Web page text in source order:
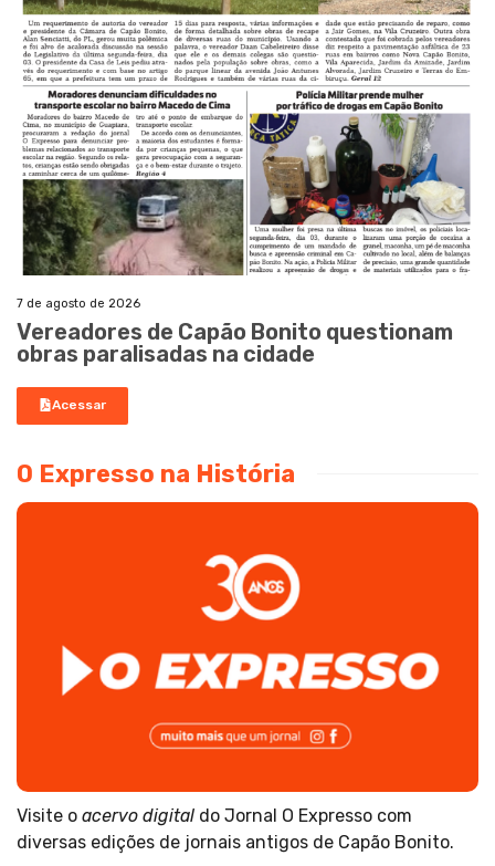
7 de agosto de 2026
Vereadores de Capão Bonito questionam
obras paralisadas na cidade
Acessar
O Expresso na História
Visite o acervo digital do Jornal O Expresso com
diversas edições de jornais antigos de Capão Bonito.